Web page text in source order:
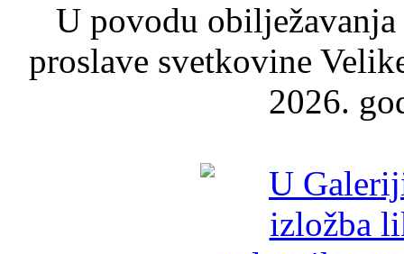
U povodu
proslave svetkovine
2026.